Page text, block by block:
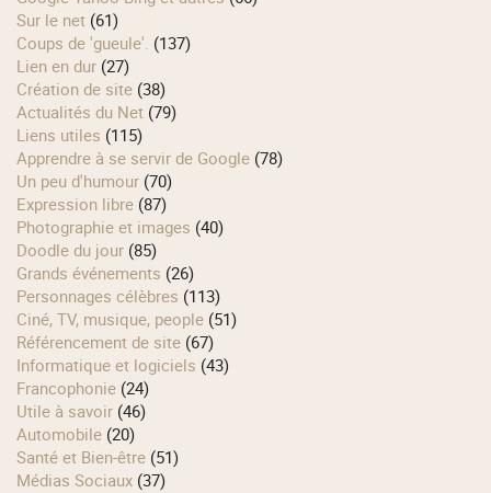
Sur le net (61)
Coups de 'gueule'. (137)
Lien en dur (27)
Création de site (38)
Actualités du Net (79)
Liens utiles (115)
Apprendre à se servir de Google (78)
Un peu d'humour (70)
Expression libre (87)
Photographie et images (40)
Doodle du jour (85)
Grands événements (26)
Personnages célèbres (113)
Ciné, TV, musique, people (51)
Référencement de site (67)
Informatique et logiciels (43)
Francophonie (24)
Utile à savoir (46)
Automobile (20)
Santé et Bien-être (51)
Médias Sociaux (37)